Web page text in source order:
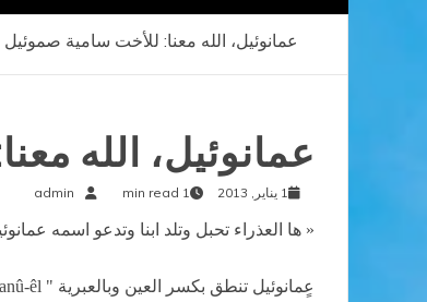
عمانوئيل، الله معنا: للأخت سامية صموئيل
عمانوئيل، الله
1 يناير, 2013 1 min read
admin
« ها العذراء تحبل وتلد ابنا وتدعو اسمه عمانوئيل » (
عٍمانوئيل تنطق بكسر العين وبالعبرية " êl